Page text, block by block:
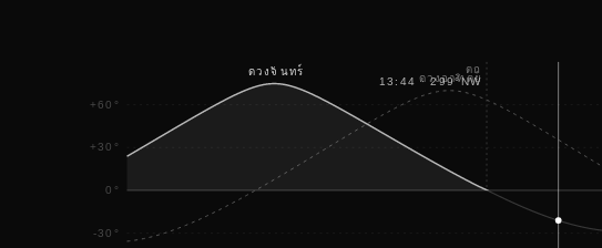
+60°
+30°
0°
-30°
ดวงจันทร์ ดวงอาทิตย์
ตก
13:44 · 299°NW